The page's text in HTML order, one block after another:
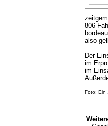
806
also
Der
im
im
Foto: Ein